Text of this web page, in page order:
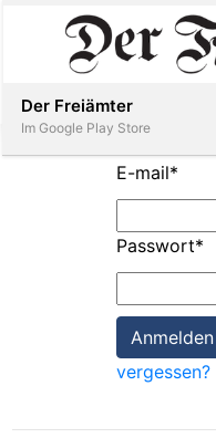
Paper
Inserieren
E-mail*
Passwort*
vergessen?
Der Freiämter
Im Google Play Store